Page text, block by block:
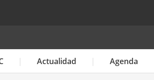
Actualidad Agenda